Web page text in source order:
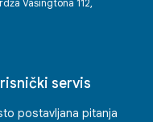
Vašingtona 112,
servis
postavljana pitanja